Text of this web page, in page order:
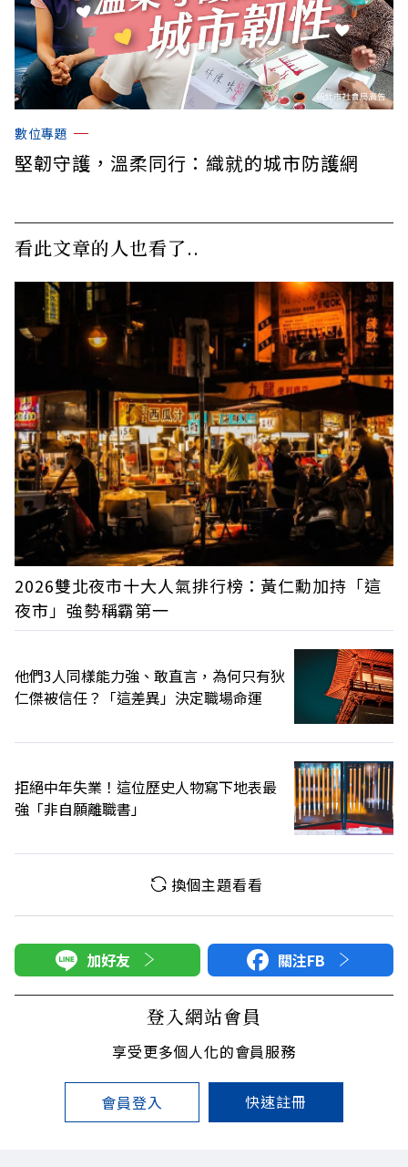
數位專題
堅韌守護，溫柔同行：織就的城市防護網
看此文章的人也看了..
2026雙北夜市十大人氣排行榜：黃仁勳加持「這
夜市」強勢稱霸第一
他們3人同樣能力強、敢直言，為何只有狄
仁傑被信任？「這差異」決定職場命運
拒絕中年失業！這位歷史人物寫下地表最
強「非自願離職書」
換個主題看看
加好友 關注FB
登入網站會員
享受更多個人化的會員服務
會員登入 快速註冊